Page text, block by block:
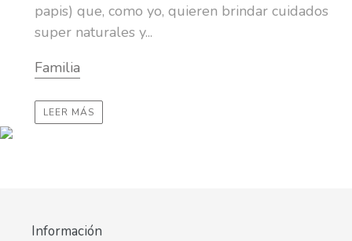
papis) que, como yo, quieren brindar cuidados
super naturales y...
Familia
LEER MÁS
Información